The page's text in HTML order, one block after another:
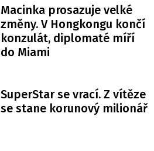
Macinka prosazuje velké
změny. V Hongkongu končí
konzulát, diplomaté míří
do Miami
SuperStar se vrací. Z vítěze
se stane korunový milionář